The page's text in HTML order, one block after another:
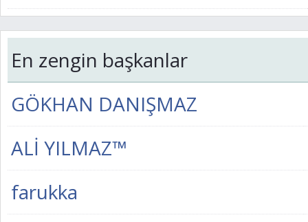
En zengin başkanlar
GÖKHAN DANIŞMAZ
ALİ YILMAZ™
farukka